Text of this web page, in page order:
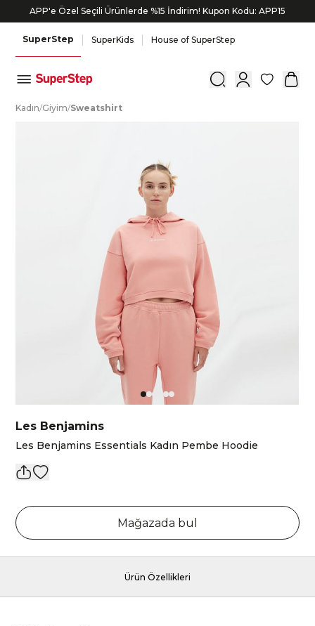
APP'e Özel Seçili Ürünlerde %15 İndirim! Kupon Kodu: APP15
Bonus kartlara özel vade farksız taksit seçenekleri!
SuperStep
SuperKids House of SuperStep
0
Kadın/Giyim/Sweatshirt
Les Benjamins
Les Benjamins Essentials Kadın Pembe Hoodie
Mağazada bul
Ürün Özellikleri